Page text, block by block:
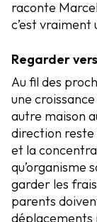
raconte
c’est vraiment
Regarder
Au fil des
une
autre maison
direction reste
et la
qu’organisme
garder les
parents